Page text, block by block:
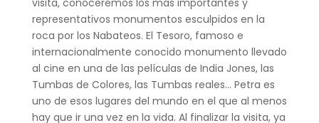
representativos monumentos esculpidos en la
roca por los Nabateos. El Tesoro, famoso e
internacionalmente conocido monumento llevado
al cine en una de las películas de India Jones, las
Tumbas de Colores, las Tumbas reales… Petra es
uno de esos lugares del mundo en el que al menos
hay que ir una vez en la vida. Al finalizar la visita, ya